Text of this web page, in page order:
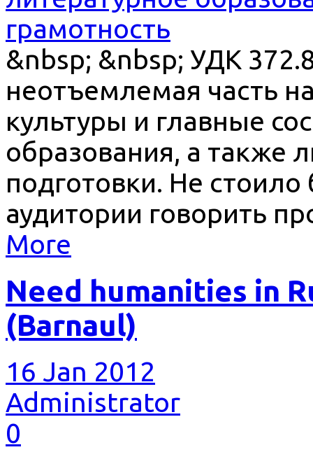
грамотность
&nbsp; &nbsp; УДК
неотъемлемая часть
культуры и главные
образования, а также
подготовки. Не
аудитории говорить
More
Need humanities in
(Barnaul)
16 Jan 2012
Administrator
0